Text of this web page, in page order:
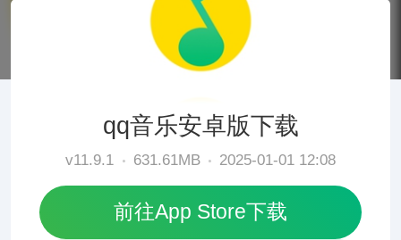
qq音乐安卓版下载
v11.9.1 631.61MB 2025-01-01 12:08
前往App Store下载